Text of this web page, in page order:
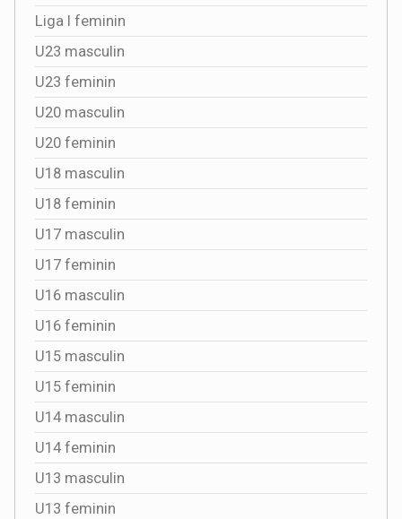
Liga I feminin
U23 masculin
U23 feminin
U20 masculin
U20 feminin
U18 masculin
U18 feminin
U17 masculin
U17 feminin
U16 masculin
U16 feminin
U15 masculin
U15 feminin
U14 masculin
U14 feminin
U13 masculin
U13 feminin